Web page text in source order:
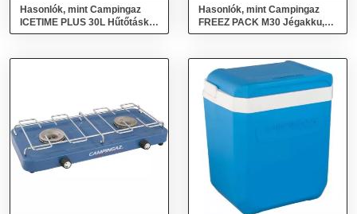
Hasonlók, mint Campingaz
ICETIME PLUS 30L Hűtőtáska,
kék, méret
Hasonlók, mint Campingaz
FREEZ PACK M30 Jégakku,
kék, méret